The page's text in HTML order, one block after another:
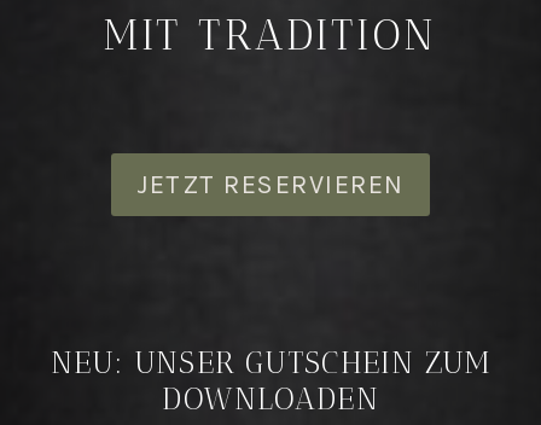
MIT TRADITION
JETZT RESERVIEREN
NEU: UNSER GUTSCHEIN ZUM
DOWNLOADEN